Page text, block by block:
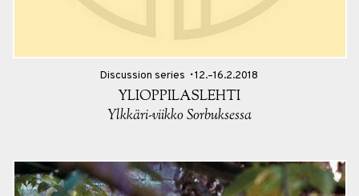
Discussion series 12.–16.2.2018
YLIOPPILASLEHTI
Ylkkäri-viikko Sorbuksessa